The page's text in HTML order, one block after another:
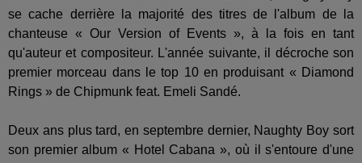
se cache derrière la majorité des titres de l'album de la
chanteuse « Our Version of Events », à la fois en tant
qu'auteur et compositeur. L'année suivante, il décroche son
premier morceau dans le top 10 en produisant « Diamond
Rings » de Chipmunk feat. Emeli Sandé.
Deux ans plus tard, en septembre dernier, Naughty Boy sort
son premier album « Hotel Cabana », où il s'entoure d'une